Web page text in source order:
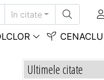
în citate
CENACLU
Ultimele citate